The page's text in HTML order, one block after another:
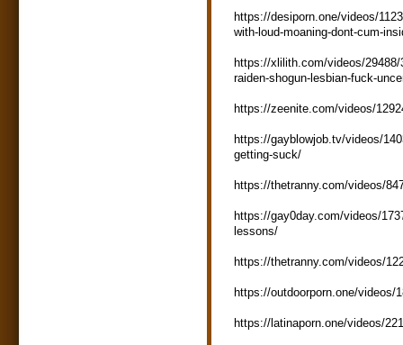
https://desiporn.one/videos/
with-loud-moaning-dont-cum-
https://xlilith.com/videos/29488/
raiden-shogun-lesbian-fuck-
https://zeenite.com/videos/
https://gayblowjob.tv/videos/
getting-suck/
https://thetranny.com/videos/
https://gay0day.com/videos/
lessons/
https://thetranny.com/videos/
https://outdoorporn.one/videos/
https://latinaporn.one/videos/